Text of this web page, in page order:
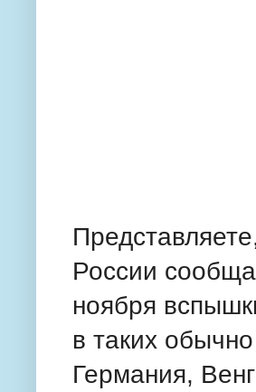
России
ноября
в таких
Германия,